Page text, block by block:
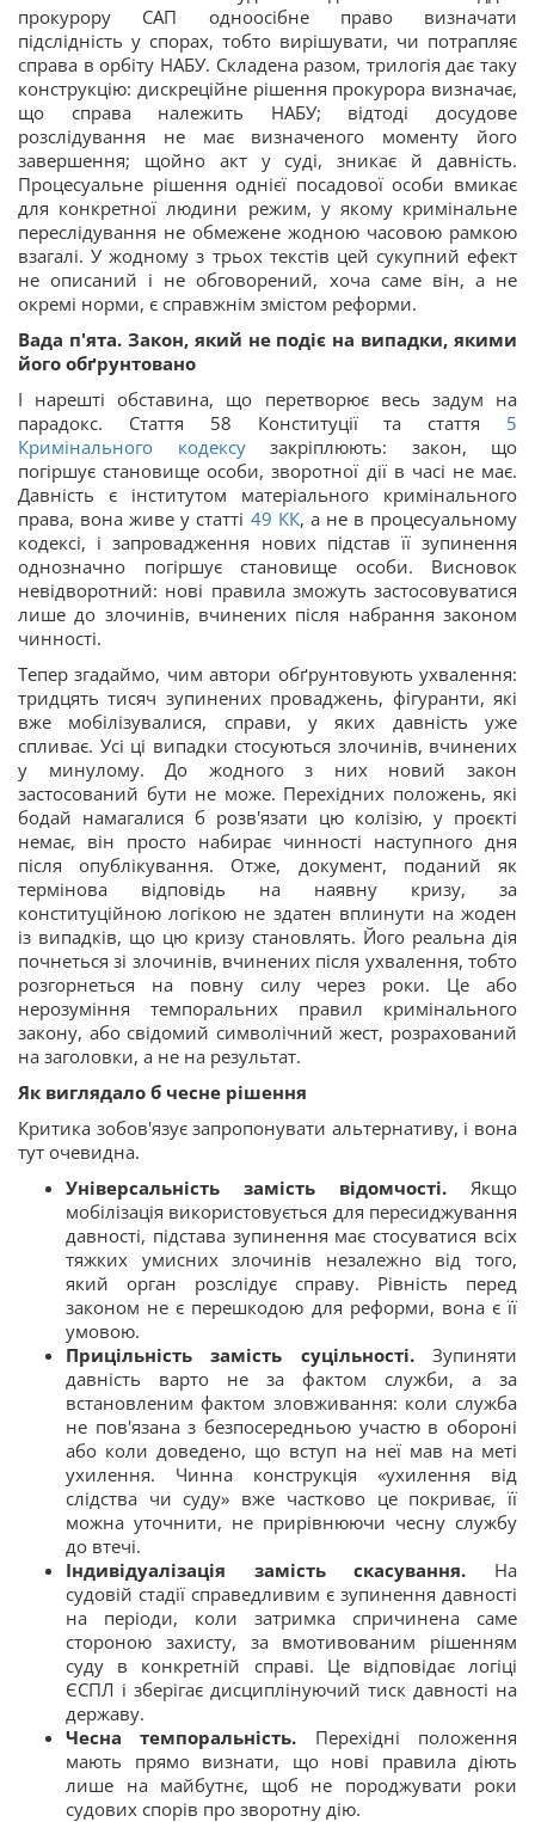
прокурору САП одноосібне право визначати
підслідність у спорах, тобто вирішувати, чи потрапляє
справа в орбіту НАБУ. Складена разом, трилогія дає таку
конструкцію: дискреційне рішення прокурора визначає,
що справа належить НАБУ; відтоді досудове
розслідування не має визначеного моменту його
завершення; щойно акт у суді, зникає й давність.
Процесуальне рішення однієї посадової особи вмикає
для конкретної людини режим, у якому кримінальне
переслідування не обмежене жодною часовою рамкою
взагалі. У жодному з трьох текстів цей сукупний ефект
не описаний і не обговорений, хоча саме він, а не
окремі норми, є справжнім змістом реформи.
Вада п'ята. Закон, який не подіє на випадки, якими
його обґрунтовано
І нарешті обставина, що перетворює весь задум на
парадокс. Стаття 58 Конституції та стаття 5
Кримінального кодексузакріплюють: закон, що
погіршує становище особи, зворотної дії в часі не має.
Давність є інститутом матеріального кримінального
права, вона живе у статті 49 КК, а не в процесуальному
кодексі, і запровадження нових підстав її зупинення
однозначно погіршує становище особи. Висновок
невідворотний: нові правила зможуть застосовуватися
лише до злочинів, вчинених після набрання законом
чинності.
Тепер згадаймо, чим автори обґрунтовують ухвалення:
тридцять тисяч зупинених проваджень, фігуранти, які
вже мобілізувалися, справи, у яких давність уже
спливає. Усі ці випадки стосуються злочинів, вчинених
у минулому. До жодного з них новий закон
застосований бути не може. Перехідних положень, які
бодай намагалися б розв'язати цю колізію, у проєкті
немає, він просто набирає чинності наступного дня
після опублікування. Отже, документ, поданий як
термінова відповідь на наявну кризу, за
конституційною логікою не здатен вплинути на жоден
із випадків, що цю кризу становлять. Його реальна дія
почнеться зі злочинів, вчинених після ухвалення, тобто
розгорнеться на повну силу через роки. Це або
нерозуміння темпоральних правил кримінального
закону, або свідомий символічний жест, розрахований
на заголовки, а не на результат.
Як виглядало б чесне рішення
Критика зобов'язує запропонувати альтернативу, і вона
тут очевидна.
Універсальність замість відомчості. Якщо
мобілізація використовується для пересиджування
давності, підстава зупинення має стосуватися всіх
тяжких умисних злочинів незалежно від того,
який орган розслідує справу. Рівність перед
законом не є перешкодою для реформи, вона є її
умовою.
Прицільність замість суцільності. Зупиняти
давність варто не за фактом служби, а за
встановленим фактом зловживання: коли служба
не пов'язана з безпосередньою участю в обороні
або коли доведено, що вступ на неї мав на меті
ухилення. Чинна конструкція «ухилення від
слідства чи суду» вже частково це покриває, її
можна уточнити, не прирівнюючи чесну службу
до втечі.
Індивідуалізація замість скасування. На
судовій стадії справедливим є зупинення давності
на періоди, коли затримка спричинена саме
стороною захисту, за вмотивованим рішенням
суду в конкретній справі. Це відповідає логіці
ЄСПЛ і зберігає дисциплінуючий тиск давності на
державу.
Чесна темпоральність. Перехідні положення
мають прямо визнати, що нові правила діють
лише на майбутнє, щоб не породжувати роки
судових спорів про зворотну дію.